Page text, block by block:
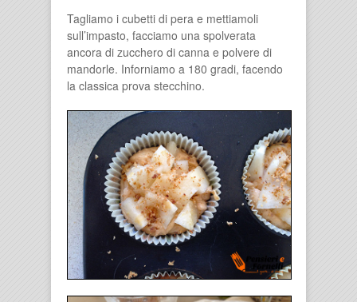
Tagliamo i cubetti di pera e mettiamoli
sull’impasto, facciamo una spolverata
ancora di zucchero di canna e polvere di
mandorle. Inforniamo a 180 gradi, facendo
la classica prova stecchino.